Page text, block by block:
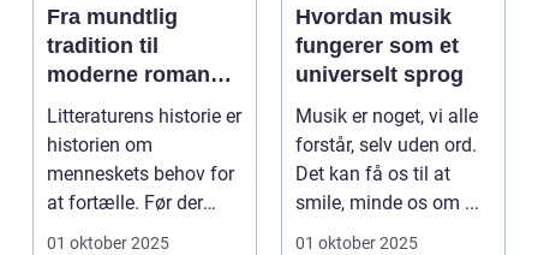
Fra mundtlig
tradition til
moderne romaner:
Litteraturens
udvikling
Litteraturens historie er
historien om
menneskets behov for
at fortælle. Før der
fandte...
01 oktober 2025
Hvordan musik
fungerer som et
universelt sprog
Musik er noget, vi alle
forstår, selv uden ord.
Det kan få os til at
smile, minde os om ...
01 oktober 2025